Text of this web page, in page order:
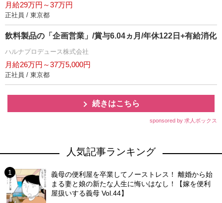
月給29万円～37万円
正社員 / 東京都
飲料製品の「企画営業」/賞与6.04ヵ月/年休122日+有給消化
ハルナプロデュース株式会社
月給26万円～37万5,000円
正社員 / 東京都
続きはこちら
sponsored by 求人ボックス
人気記事ランキング
義母の便利屋を卒業してノーストレス！ 離婚から始
まる妻と娘の新たな人生に悔いはなし！【嫁を便利
屋扱いする義母 Vol.44】